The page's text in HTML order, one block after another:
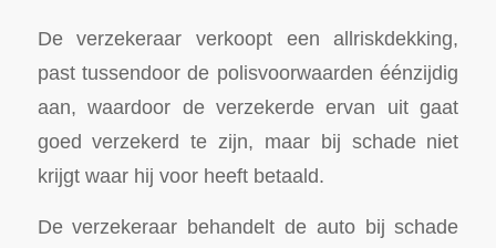
De verzekeraar verkoopt een allriskdekking,
past tussendoor de polisvoorwaarden éénzijdig
aan, waardoor de verzekerde ervan uit gaat
goed verzekerd te zijn, maar bij schade niet
krijgt waar hij voor heeft betaald.
De verzekeraar behandelt de auto bij schade